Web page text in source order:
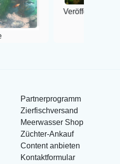
Veröffentlicht auf Google
Partnerprogramm
Zierfischversand
Meerwasser Shop
Züchter-Ankauf
Content anbieten
Kontaktformular